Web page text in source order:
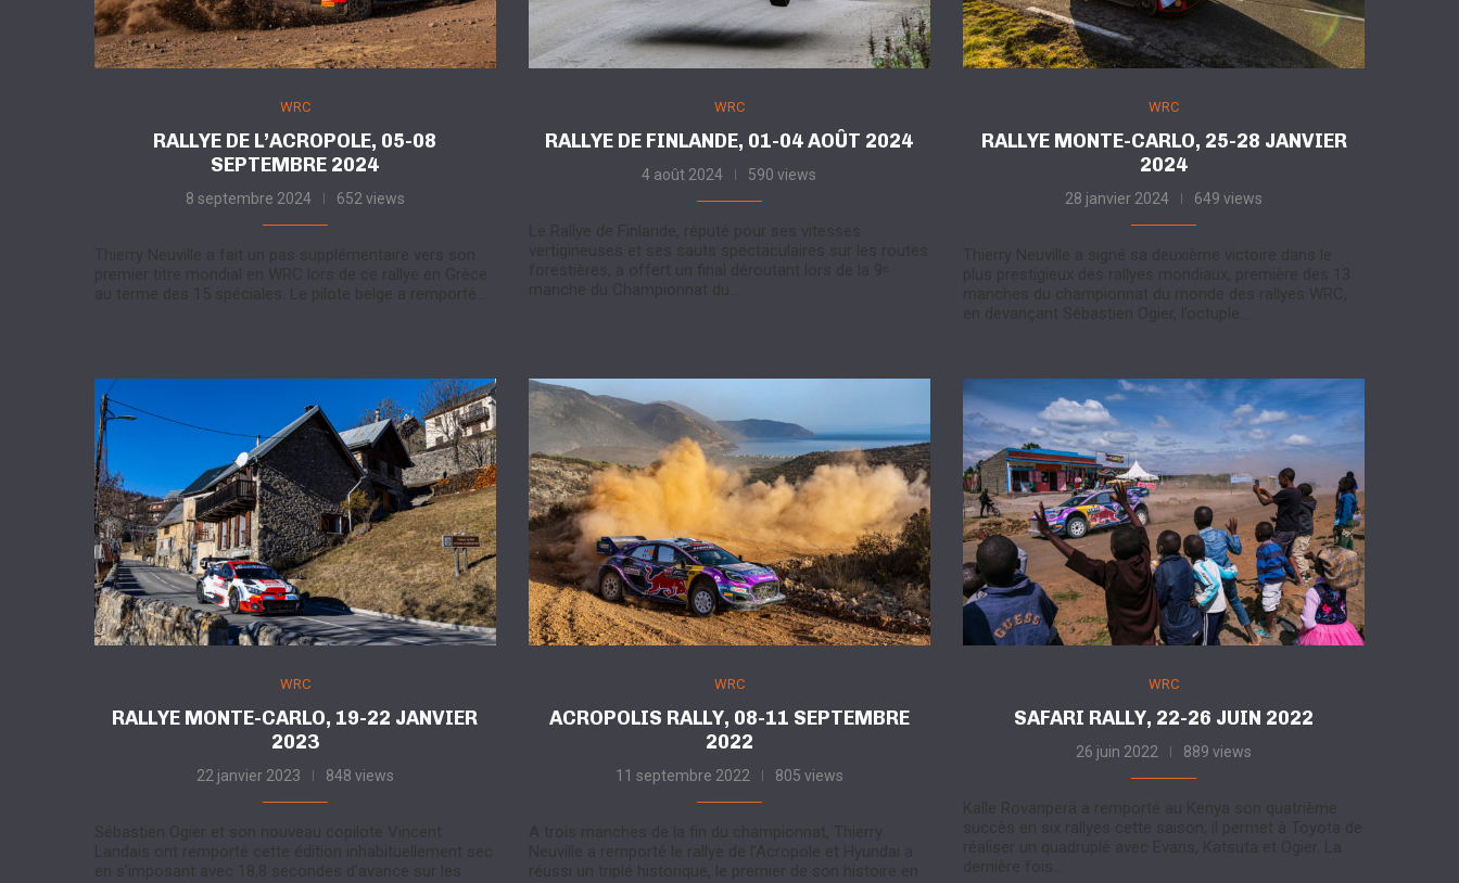
WRC
RALLYE DE L’ACROPOLE, 05-08
SEPTEMBRE 2024
8 septembre 2024 652 views
Thierry Neuville a fait un pas supplémentaire vers son
premier titre mondial en WRC lors de ce rallye en Grèce
au terme des 15 spéciales. Le pilote belge a remporté…
WRC
RALLYE DE FINLANDE, 01-04 AOÛT 2024
4 août 2024 590 views
Le Rallye de Finlande, réputé pour ses vitesses
vertigineuses et ses sauts spectaculaires sur les routes
forestières, a offert un final déroutant lors de la 9ᵉ
manche du Championnat du…
WRC
RALLYE MONTE-CARLO, 25-28 JANVIER
2024
28 janvier 2024 649 views
Thierry Neuville a signé sa deuxième victoire dans le
plus prestigieux des rallyes mondiaux, première des 13
manches du championnat du monde des rallyes WRC,
en devançant Sébastien Ogier, l’octuple…
WRC
RALLYE MONTE-CARLO, 19-22 JANVIER
2023
22 janvier 2023 848 views
Sébastien Ogier et son nouveau copilote Vincent
Landais ont remporté cette édition inhabituellement sec
en s’imposant avec 18,8 secondes d’avance sur les
WRC
ACROPOLIS RALLY, 08-11 SEPTEMBRE
2022
11 septembre 2022 805 views
A trois manches de la fin du championnat, Thierry
Neuville a remporté le rallye de l’Acropole et Hyundai a
réussi un triplé historique, le premier de son histoire en
WRC
SAFARI RALLY, 22-26 JUIN 2022
26 juin 2022 889 views
Kalle Rovanperä a remporté au Kenya son quatrième
succès en six rallyes cette saison, il permet à Toyota de
réaliser un quadruplé avec Evans, Katsuta et Ogier. La
dernière fois…